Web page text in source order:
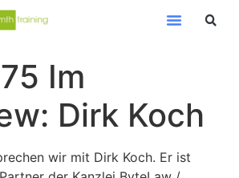
Im
Dirk Koch
wir mit Dirk Koch. Er ist